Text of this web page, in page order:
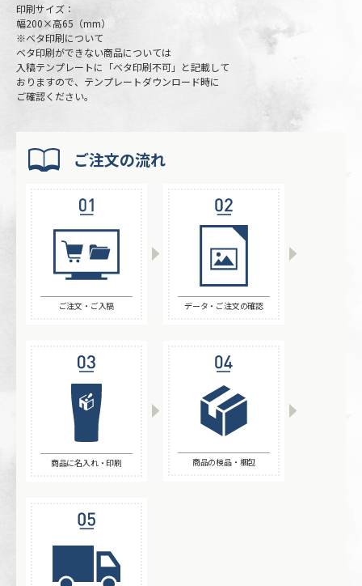
印刷サイズ：
幅200×高65（mm）
※ベタ印刷について
ベタ印刷ができない商品については
入稿テンプレートに「ベタ印刷不可」と記載して
おりますので、テンプレートダウンロード時に
ご確認ください。
ご注文の流れ
ご注文・ご入稿 データ・ご注文の確認
商品に名入れ・印刷 商品の検品・梱包